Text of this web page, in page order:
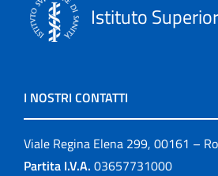
Istituto
I NOSTRI CONTATTI
Viale Regina Elena 299, 00161 –
Partita I.V.A. 03657731000